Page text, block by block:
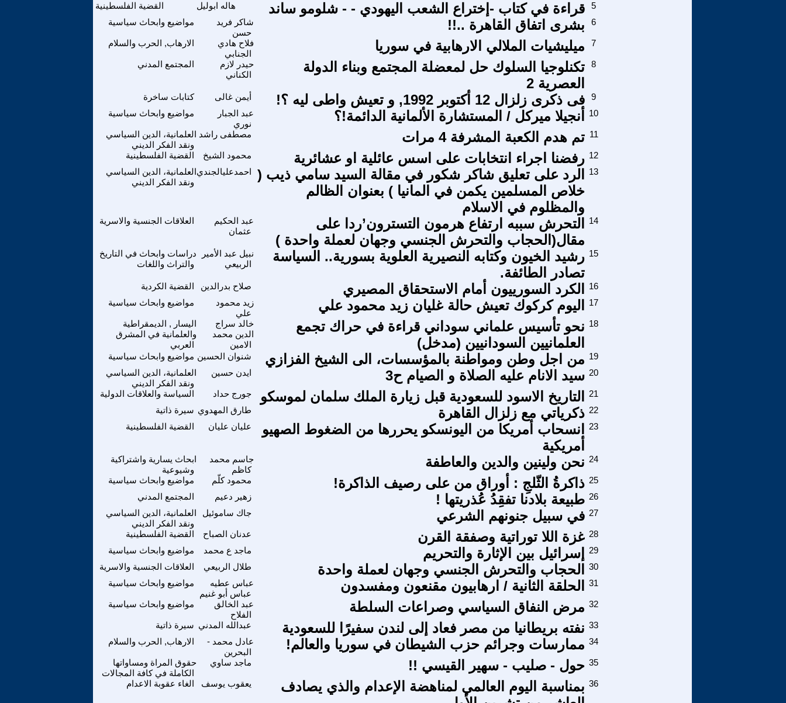
القضية الفلسطينية هاله ابوليل قراءة في كتاب -إختراع الشعب اليهودي - - شلومو ساند
5
مواضيع وابحاث سياسية
شاكر فريد
حسن
بشرى اتفاق القاهرة ..!! 6
الارهاب, الحرب والسلام
فلاح هادي
الجنابي
ميليشيات الملالي الارهابية في سوريا 7
المجتمع المدني
حيدر لازم
الكناني
تكنلوجيا السلوك حل لمعضلة المجتمع وبناء الدولة
العصرية 2
8
كتابات ساخرة أيمن غالى فى ذكرى زلزال 12 أكتوبر 1992, و تعيش واطى ليه ؟!
9
مواضيع وابحاث سياسية
عبد الجبار
نوري
أنجيلا ميركل / المستشارة الألمانية الدائمة!؟ 10
العلمانية، الدين السياسي
ونقد الفكر الديني
مصطفى راشد تم هدم الكعبة المشرفة 4 مرات 11
القضية الفلسطينية محمود الشيخ رفضنا اجراء انتخابات على اسس عائلية او عشائرية 12
العلمانية، الدين السياسي
ونقد الفكر الديني
احمدعليالجندي
الرد على تعليق شاكر شكور في مقالة السيد سامي ذيب (
خلاص المسلمين يكمن في المانيا ) بعنوان الظالم
والمظلوم في الاسلام
13
العلاقات الجنسية والاسرية
عبد الحكيم
عثمان
التحرش سببه ارتفاع هرمون التسترون’ردا على
مقال(الحجاب والتحرش الجنسي وجهان لعملة واحدة )
14
دراسات وابحاث في التاريخ
والتراث واللغات
نبيل عبد الأمير
الربيعي
رشيد الخيون وكتابه النصيرية العلوية بسورية.. السياسة
تصادر الطائفة.
15
القضية الكردية صلاح بدرالدين الكرد السورييون أمام الاستحقاق المصيري
16
مواضيع وابحاث سياسية
زيد محمود
علي
اليوم كركوك تعيش حالة غليان زيد محمود علي 17
اليسار , الديمقراطية
والعلمانية في المشرق
العربي
خالد سراج
الدين محمد
الامين
نحو تأسيس علماني سوداني قراءة في حراك تجمع
العلمانيين السودانيين (مدخل)
18
مواضيع وابحاث سياسية شنوان الحسين من اجل وطن ومواطنة بالمؤسسات، الى الشيخ الفزازي 19
العلمانية، الدين السياسي
ونقد الفكر الديني
ايدن حسين سيد الانام عليه الصلاة و الصيام ح3 20
السياسة والعلاقات الدولية جورج حداد التاريخ الاسود للسعودية قبل زيارة الملك سلمان لموسكو
21
سيرة ذاتية طارق المهدوي ذكرياتي مع زلزال القاهرة 22
القضية الفلسطينية
عليان عليان
انسحاب أمريكا من اليونسكو يحررها من الضغوط الصهيو
أمريكية
23
ابحاث يسارية واشتراكية
وشيوعية
جاسم محمد
كاظم
نحن ولينين والدين والعاطفة 24
مواضيع وابحاث سياسية محمود كلّم ذاكرةُ الثّلجِ : أوراق من على رصيف الذاكرة! 25
المجتمع المدني
زهير دعيم طبيعة بلادنا تفقِدُ عُذريتها ! 26
العلمانية، الدين السياسي
ونقد الفكر الديني
جاك ساموئيل في سبيل جنونهم الشرعي 27
القضية الفلسطينية عدنان الصباح غزة اللا توراتية وصفقة القرن 28
مواضيع وابحاث سياسية
ماجد ع محمد إسرائيل بين الإثارة والتحريم
29
العلاقات الجنسية والاسرية
طلال الربيعي الحجاب والتحرش الجنسي وجهان لعملة واحدة
30
مواضيع وابحاث سياسية
عباس عطيه
عباس أبو غنيم
الحلقة الثانية / ارهابيون مقنعون ومفسدون 31
مواضيع وابحاث سياسية
عبد الخالق
الفلاح
مرض النفاق السياسي وصراعات السلطة 32
سيرة ذاتية عبدالله المدني نفته بريطانيا من مصر فعاد إلى لندن سفيرًا للسعودية 33
الارهاب, الحرب والسلام
عادل محمد -
البحرين
ممارسات وجرائم حزب الشيطان في سوريا والعالم! 34
حقوق المراة ومساواتها
الكاملة في كافة المجالات
ماجد ساوي حول - صليب - سهير القيسي !! 35
الغاء عقوبة الاعدام يعقوب يوسف
بمناسبة اليوم العالمي لمناهضة الإعدام والذي يصادف 36